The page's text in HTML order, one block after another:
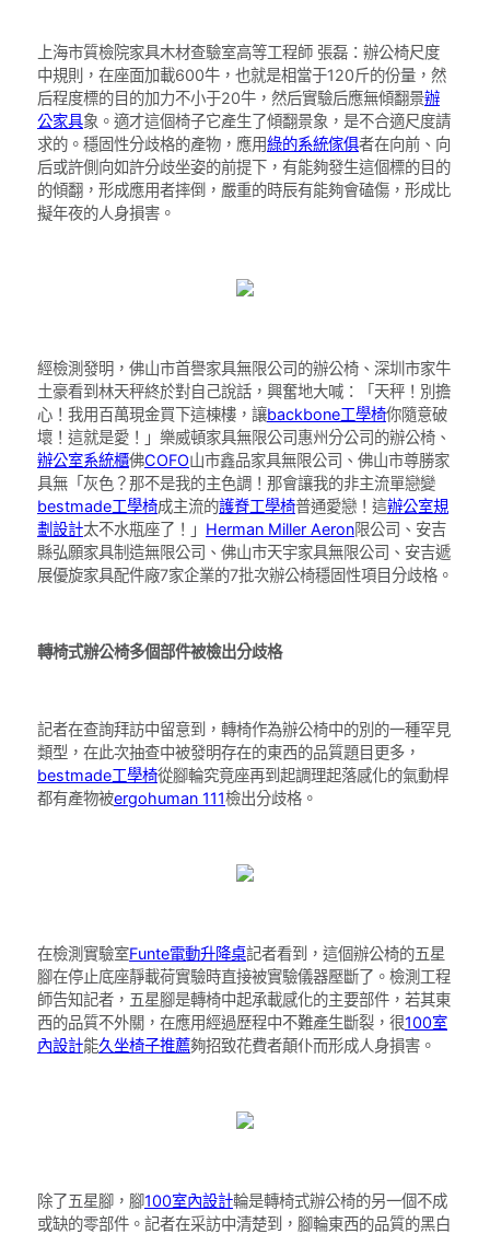
上海市質檢院家具木材查驗室高等工程師 張磊：辦公椅尺度
中規則，在座面加載600牛，也就是相當于120斤的份量，然
后程度標的目的加力不小于20牛，然后實驗后應無傾翻景辦
公家具象。適才這個椅子它產生了傾翻景象，是不合適尺度請
求的。穩固性分歧格的產物，應用綠的系統傢俱者在向前、向
后或許側向如許分歧坐姿的前提下，有能夠發生這個標的目的
的傾翻，形成應用者摔倒，嚴重的時辰有能夠會磕傷，形成比
擬年夜的人身損害。
經檢測發明，佛山市首譽家具無限公司的辦公椅、深圳市家牛
土豪看到林天秤終於對自己說話，興奮地大喊：「天秤！別擔
心！我用百萬現金買下這棟樓，讓backbone工學椅你隨意破
壞！這就是愛！」樂威頓家具無限公司惠州分公司的辦公椅、
辦公室系統櫃佛COFO山市鑫品家具無限公司、佛山市尊勝家
具無「灰色？那不是我的主色調！那會讓我的非主流單戀變
bestmade工學椅成主流的護脊工學椅普通愛戀！這辦公室規
劃設計太不水瓶座了！」 Herman Miller Aeron限公司、安吉
縣弘願家具制造無限公司、佛山市天宇家具無限公司、安吉遞
展優旋家具配件廠7家企業的7批次辦公椅穩固性項目分歧格。
轉椅式辦公椅多個部件被檢出分歧格
記者在查詢拜訪中留意到，轉椅作為辦公椅中的別的一種罕見
類型，在此次抽查中被發明存在的東西的品質題目更多，
bestmade工學椅從腳輪究竟座再到起調理起落感化的氣動桿
都有產物被ergohuman 111檢出分歧格。
在檢測實驗室Funte電動升降桌記者看到，這個辦公椅的五星
腳在停止底座靜載荷實驗時直接被實驗儀器壓斷了。檢測工程
師告知記者，五星腳是轉椅中起承載感化的主要部件，若其東
西的品質不外關，在應用經過歷程中不難產生斷裂，很100室
內設計能久坐椅子推薦夠招致花費者顛仆而形成人身損害。
除了五星腳，腳100室內設計輪是轉椅式辦公椅的另一個不成
或缺的零部件。記者在采訪中清楚到，腳輪東西的品質的黑白